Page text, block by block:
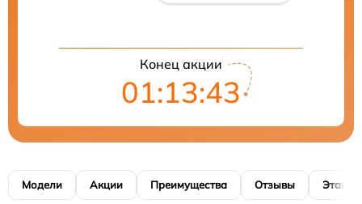
Конец акции
01:13:41
Модели Акции Преимущества Отзывы Этапы